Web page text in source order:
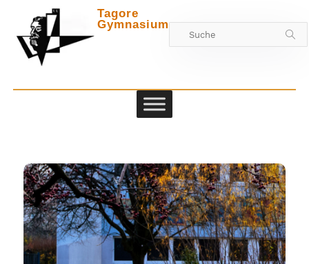
Zwischen
Tagore
Gymnasium